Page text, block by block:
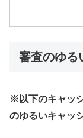
審査のゆる
※以下のキャッ
のゆるいキャッ